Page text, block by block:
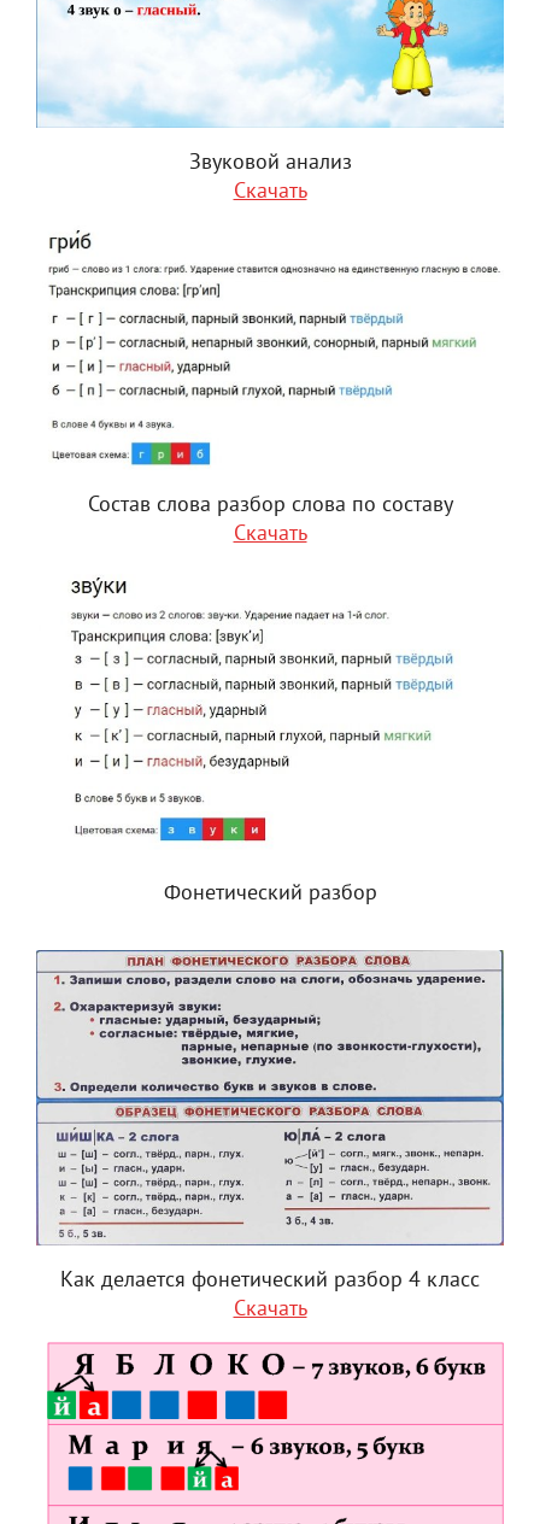
Звуковой анализ
Скачать
Состав слова разбор слова по составу
Скачать
Фонетический разбор
Как делается фонетический разбор 4 класс
Скачать